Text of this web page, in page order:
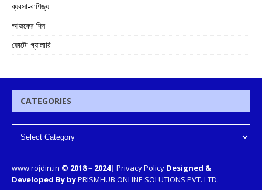
ব্যবসা-বাণিজ্য
আজকের দিন
ফোটো গ্যালারি
CATEGORIES
www.rojdin.in © 2018– 2024| Privacy Policy Designed &
Developed By byPRISMHUB ONLINE SOLUTIONS PVT. LTD.